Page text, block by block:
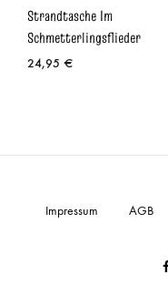
Strandtasche Im
Schmetterlingsflieder
24,95 €
Impressum AGB